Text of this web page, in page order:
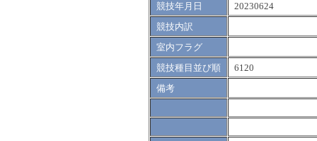
競技年月日
20230624
競技内訳
室内フラグ
競技種目並び順
6120
備考